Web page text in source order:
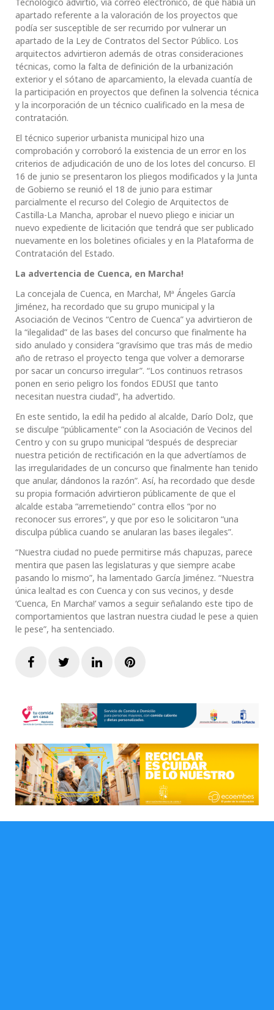
apartado referente a la valoración de los proyectos que
podía ser susceptible de ser recurrido por vulnerar un
apartado de la Ley de Contratos del Sector Público. Los
arquitectos advirtieron además de otras consideraciones
técnicas, como la falta de definición de la urbanización
exterior y el sótano de aparcamiento, la elevada cuantía de
la participación en proyectos que definen la solvencia técnica
y la incorporación de un técnico cualificado en la mesa de
contratación.
El técnico superior urbanista municipal hizo una
comprobación y corroboró la existencia de un error en los
criterios de adjudicación de uno de los lotes del concurso. El
16 de junio se presentaron los pliegos modificados y la Junta
de Gobierno se reunió el 18 de junio para estimar
parcialmente el recurso del Colegio de Arquitectos de
Castilla-La Mancha, aprobar el nuevo pliego e iniciar un
nuevo expediente de licitación que tendrá que ser publicado
nuevamente en los boletines oficiales y en la Plataforma de
Contratación del Estado.
La advertencia de Cuenca, en Marcha!
La concejala de Cuenca, en Marcha!, Mª Ángeles García
Jiménez, ha recordado que su grupo municipal y la
Asociación de Vecinos “Centro de Cuenca” ya advirtieron de
la “ilegalidad” de las bases del concurso que finalmente ha
sido anulado y considera “gravísimo que tras más de medio
año de retraso el proyecto tenga que volver a demorarse
por sacar un concurso irregular”. “Los continuos retrasos
ponen en serio peligro los fondos EDUSI que tanto
necesitan nuestra ciudad”, ha advertido.
En este sentido, la edil ha pedido al alcalde, Darío Dolz, que
se disculpe “públicamente” con la Asociación de Vecinos del
Centro y con su grupo municipal “después de despreciar
nuestra petición de rectificación en la que advertíamos de
las irregularidades de un concurso que finalmente han tenido
que anular, dándonos la razón”. Así, ha recordado que desde
su propia formación advirtieron públicamente de que el
alcalde estaba “arremetiendo” contra ellos “por no
reconocer sus errores”, y que por eso le solicitaron “una
disculpa pública cuando se anularan las bases ilegales”.
“Nuestra ciudad no puede permitirse más chapuzas, parece
mentira que pasen las legislaturas y que siempre acabe
pasando lo mismo”, ha lamentado García Jiménez. “Nuestra
única lealtad es con Cuenca y con sus vecinos, y desde
‘Cuenca, En Marcha!’ vamos a seguir señalando este tipo de
comportamientos que lastran nuestra ciudad le pese a quien
le pese”, ha sentenciado.
FacebookTwitterLinkedInPinterest